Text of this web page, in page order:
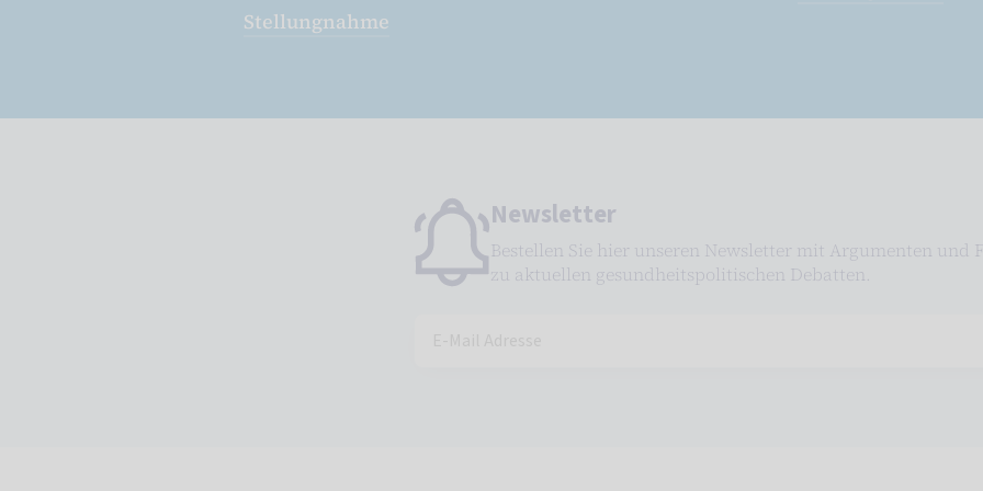
Stellungnahme
Newsletter
Bestellen Sie hier unseren Newsletter mit Argumenten und
zu aktuellen gesundheitspolitischen Debatten.